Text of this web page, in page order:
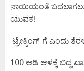
ನಾಯಿಯಂತೆ
ಯುವಕ!
ಟ್ರೇಕ್ಕಿಂಗ್ ಗೆ ಎಂದು
100 ಅಡಿ ಆಳಕ್ಕೆ ಬಿದ್ದ